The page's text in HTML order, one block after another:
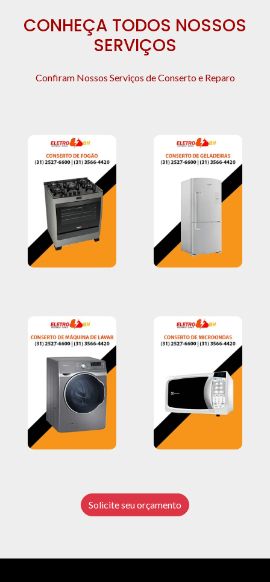
CONHEÇA TODOS NOSSOS
SERVIÇOS
Confiram Nossos Serviços de Conserto e Reparo
Solicite seu orçamento